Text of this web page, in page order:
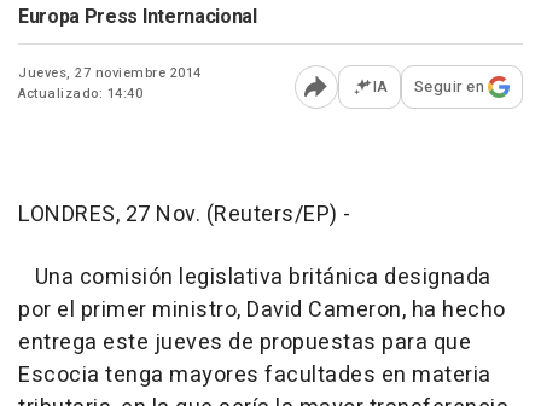
Europa Press Internacional
Jueves, 27 noviembre 2014
Actualizado: 14:40
Abrir opciones para
IA Seguir en
LONDRES, 27 Nov. (Reuters/EP) -
Una comisión legislativa británica designada
por el primer ministro, David Cameron, ha hecho
entrega este jueves de propuestas para que
Escocia tenga mayores facultades en materia